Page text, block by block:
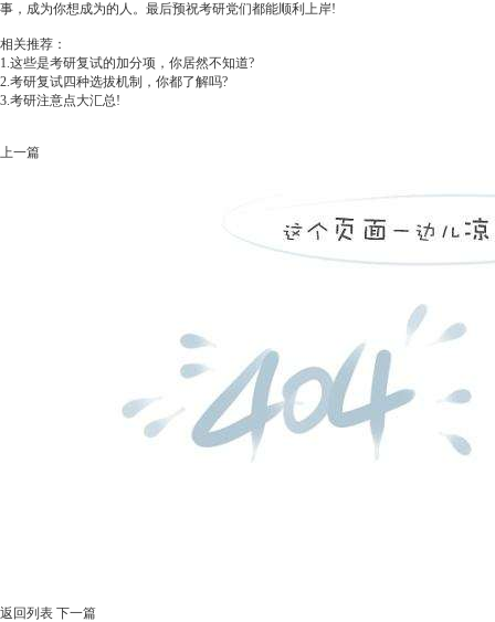
事，成为你想成为的人。最后预祝考研党们都能顺利上岸!
相关推荐：
1.这些是考研复试的加分项，你居然不知道?
2.考研复试四种选拔机制，你都了解吗?
3.考研注意点大汇总!
上一篇
返回列表 下一篇